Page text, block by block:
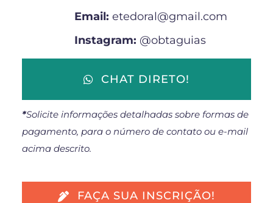
Email: etedoral@gmail.com
Instagram: @obtaguias
CHAT DIRETO!
*Solicite informações detalhadas sobre formas de
pagamento, para o número de contato ou e-mail
acima descrito.
FAÇA SUA INSCRIÇÃO!